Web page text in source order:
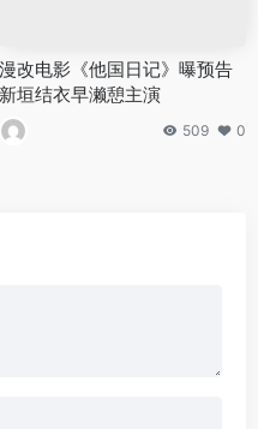
漫改电影《他国日记》曝预告
新垣结衣早濑憩主演
509 0